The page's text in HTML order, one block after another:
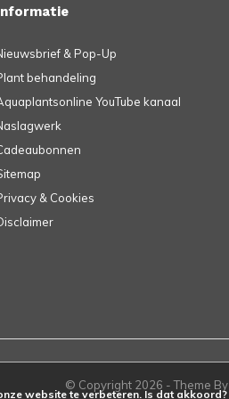
& Pop-Up
behandeling
YouTube kanaal
& Cookies
© Copyright 2026 - Theme By
website te verbeteren. Is dat akkoord?